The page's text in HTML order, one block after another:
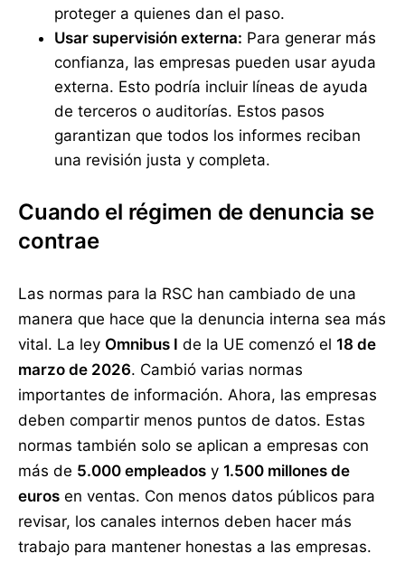
proteger a quienes dan el paso.
Usar supervisión externa: Para generar más
confianza, las empresas pueden usar ayuda
externa. Esto podría incluir líneas de ayuda
de terceros o auditorías. Estos pasos
garantizan que todos los informes reciban
una revisión justa y completa.
Cuando el régimen de denuncia se
contrae
Las normas para la RSC han cambiado de una
manera que hace que la denuncia interna sea más
vital. La ley Omnibus I de la UE comenzó el 18 de
marzo de 2026. Cambió varias normas
importantes de información. Ahora, las empresas
deben compartir menos puntos de datos. Estas
normas también solo se aplican a empresas con
más de 5.000 empleados y 1.500 millones de
euros en ventas. Con menos datos públicos para
revisar, los canales internos deben hacer más
trabajo para mantener honestas a las empresas.